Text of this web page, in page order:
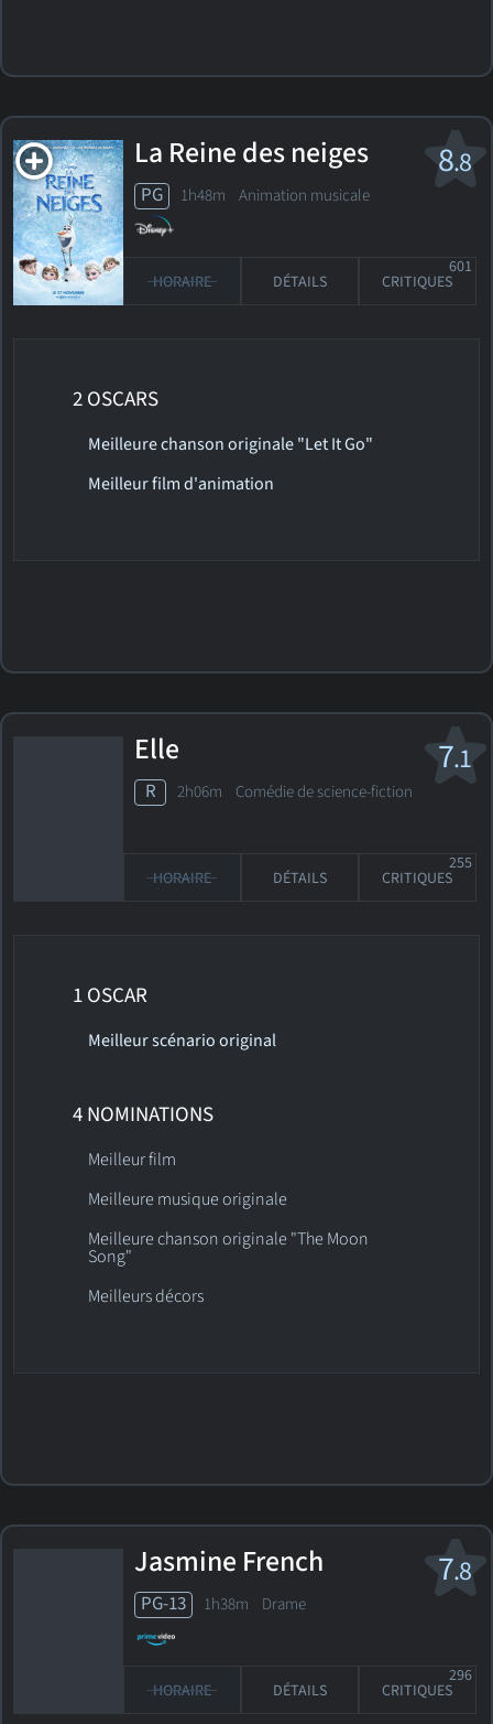
8.8
La Reine des neiges
PG 1h48m Animation musicale
HORAIRE DÉTAILS CRITIQUES
601
2 OSCARS
Meilleure chanson originale "Let It Go"
Meilleur film d'animation
7.1
Elle
R 2h06m Comédie de science-fiction
HORAIRE DÉTAILS CRITIQUES
255
1 OSCAR
Meilleur scénario original
4 NOMINATIONS
Meilleur film
Meilleure musique originale
Meilleure chanson originale "The Moon
Song"
Meilleurs décors
7.8
Jasmine French
PG-13 1h38m Drame
HORAIRE DÉTAILS CRITIQUES
296